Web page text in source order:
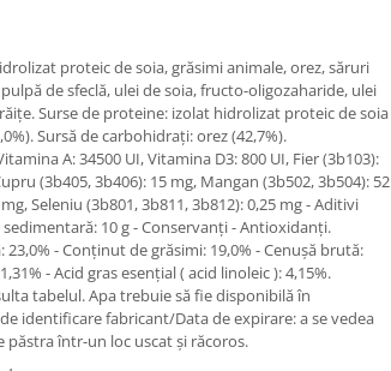
proteic de soia, grăsimi animale, orez, săruri
de sfeclă, ulei de soia, fructo-oligozaharide, ulei
Surse de proteine: izolat hidrolizat proteic de soia
Sursă de carbohidraţi: orez (42,7%).
A: 34500 UI, Vitamina D3: 800 UI, Fier (3b103):
(3b405, 3b406): 15 mg, Mangan (3b502, 3b504): 52
Seleniu (3b801, 3b811, 3b812): 0,25 mg - Aditivi
10 g - Conservanţi - Antioxidanţi.
23,0% - Conţinut de grăsimi: 19,0% - Cenuşă brută:
- Acid gras esenţial ( acid linoleic ): 4,15%.
tabelul. Apa trebuie să fie disponibilă în
identificare fabricant/Data de expirare: a se vedea
păstra într-un loc uscat şi răcoros.